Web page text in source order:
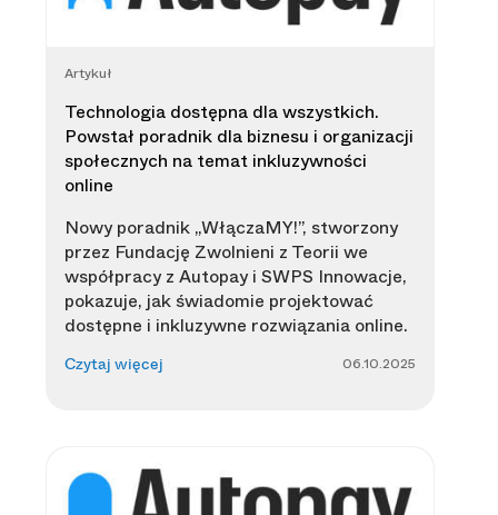
Artykuł
Technologia dostępna dla wszystkich.
Powstał poradnik dla biznesu i organizacji
społecznych na temat inkluzywności
online
Nowy poradnik „WłączaMY!”, stworzony
przez Fundację Zwolnieni z Teorii we
współpracy z Autopay i SWPS Innowacje,
pokazuje, jak świadomie projektować
dostępne i inkluzywne rozwiązania online.
Czytaj więcej 06.10.2025